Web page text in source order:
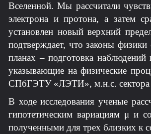
Вселенной. Мы рассчитали
электрона и протона, а затем
установлен новый верхний
подтверждает, что законы
планах – подготовка
указывающие на физические
СПбГЭТУ «ЛЭТИ», м.н.с. сектора
В ходе исследования ученые
гипотетическим вариациям μ и
полученными для трех близких к